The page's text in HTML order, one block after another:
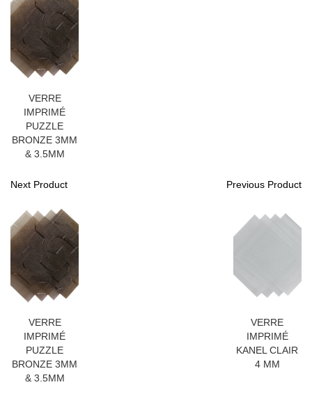
VERRE
IMPRIMÉ
PUZZLE
BRONZE 3MM
& 3.5MM
Next Product
VERRE
IMPRIMÉ
PUZZLE
BRONZE 3MM
& 3.5MM
Previous Product
VERRE
IMPRIMÉ
KANEL CLAIR
4 MM